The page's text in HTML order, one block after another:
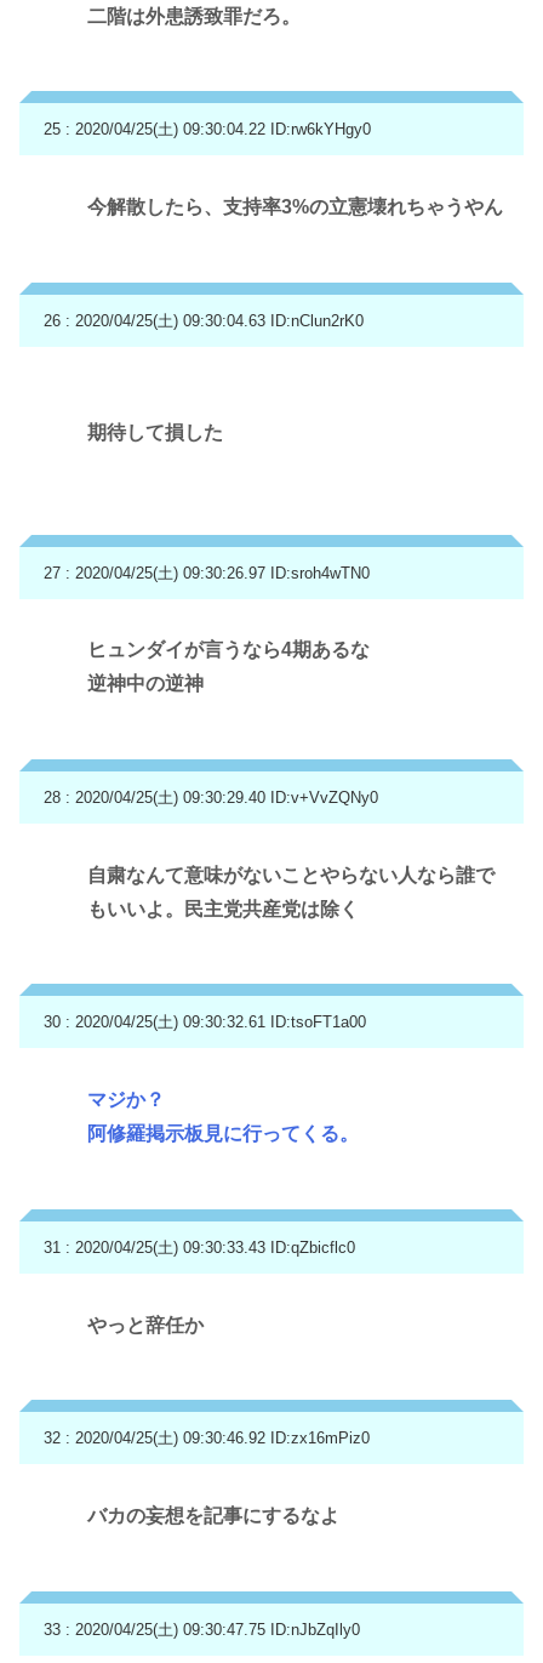
二階は外患誘致罪だろ。
25 : 2020/04/25(土) 09:30:04.22 ID:rw6kYHgy0
今解散したら、支持率3%の立憲壊れちゃうやん
26 : 2020/04/25(土) 09:30:04.63 ID:nClun2rK0
期待して損した
27 : 2020/04/25(土) 09:30:26.97 ID:sroh4wTN0
ヒュンダイが言うなら4期あるな
逆神中の逆神
28 : 2020/04/25(土) 09:30:29.40 ID:v+VvZQNy0
自粛なんて意味がないことやらない人なら誰で
もいいよ。民主党共産党は除く
30 : 2020/04/25(土) 09:30:32.61 ID:tsoFT1a00
マジか？
阿修羅掲示板見に行ってくる。
31 : 2020/04/25(土) 09:30:33.43 ID:qZbicflc0
やっと辞任か
32 : 2020/04/25(土) 09:30:46.92 ID:zx16mPiz0
バカの妄想を記事にするなよ
33 : 2020/04/25(土) 09:30:47.75 ID:nJbZqIly0